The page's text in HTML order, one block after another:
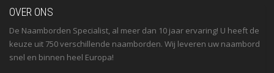
OVER ONS
De Naamborden Specialist, al meer dan 10 jaar ervaring! U heeft de
keuze uit 750 verschillende naamborden. Wij leveren uw naambord
snel en binnen heel Europa!